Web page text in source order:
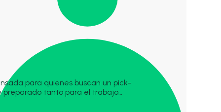
para quienes buscan un pick-
preparado tanto para el trabajo